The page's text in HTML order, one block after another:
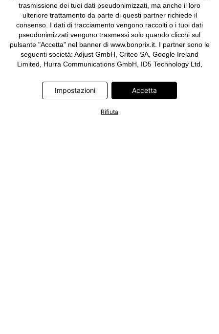
trasmissione dei tuoi dati pseudonimizzati, ma anche il loro
ulteriore trattamento da parte di questi partner richiede il
consenso. I dati di tracciamento vengono raccolti o i tuoi dati
pseudonimizzati vengono trasmessi solo quando clicchi sul
pulsante "Accetta" nel banner di www.bonprix.it. I partner sono le
seguenti società: Adjust GmbH, Criteo SA, Google Ireland
Limited, Hurra Communications GmbH, ID5 Technology Ltd,
Limited, Pinterest Europe Limited, RTB-House GmbH, TikTok
Information Technologies UK Limited. Ulteriori informazioni sul
informativa privacy e cookie
Impostazioni Accetta
Rifiuta